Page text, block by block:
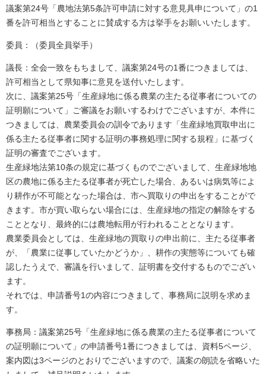
議案第24号「農地法第5条許可申請に対する意見具申について」の1
番を許可相当とすることに賛成する方は挙手をお願いいたします。
委員：（委員全員挙手）
議長：全会一致をもちまして、議案第24号の1番につきましては、
許可相当として県知事に意見を送付いたします。
次に、議案第25号「生産緑地に係る農業の主たる従事者についての
証明願について」ご審議をお願いするわけでございますが、本件に
つきましては、農業委員会の訓令であります「生産緑地買取申出に
係る主たる従事者に関する証明の事務処理に関する規程」に基づく
証明の審査でございます。
生産緑地法第10条の規定に基づくものでございまして、生産緑地地
区の農地に係る主たる従事者が死亡した場合、あるいは病気等によ
り耕作が不可能となった場合は、市へ買取りの申出をすることがで
きます。市が買い取らない場合には、生産緑地の指定の解除をする
こととなり、最終的には農地転用が行われることとなります。
農業委員会としては、生産緑地の買取りの申出前に、主たる従事者
が、「農業に従事していたかどうか」、耕作の実態等についても確
認したうえで、審議を行いまして、証明書を交付するものでござい
ます。
それでは、申請番号1の内容につきまして、事務局に説明を求めま
す。
事務局：議案第25号「生産緑地に係る農業の主たる従事者について
の証明願について」の申請番号1番につきましては、資料5ページ、
案内図は3ページのとおりでございますので、議案の朗読を省略いた